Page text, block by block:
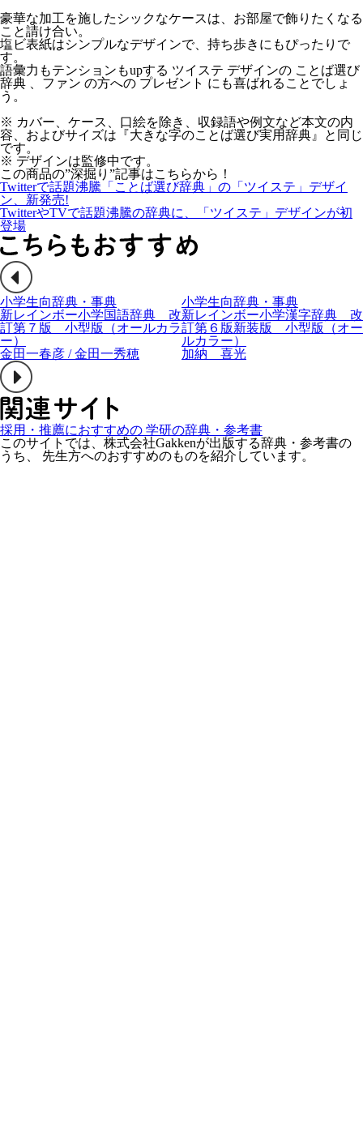
豪華な加工を施したシックなケースは、お部屋で飾りたくなる
こと請け合い。
塩ビ表紙はシンプルなデザインで、持ち歩きにもぴったりで
す。
語彙力もテンションもupする ツイステ デザインの ことば選び
辞典 、ファン の方への プレゼント にも喜ばれることでしょ
う。
※ カバー、ケース、口絵を除き、収録語や例文など本文の内
容、およびサイズは『大きな字のことば選び実用辞典』と同じ
です。
※ デザインは監修中です。
この商品の”深掘り”記事はこちらから！
Twitterで話題沸騰「ことば選び辞典」の「ツイステ」デザイ
ン、新発売!
TwitterやTVで話題沸騰の辞典に、「ツイステ」デザインが初
登場
小学生向辞典・事典
新レインボー小学国語辞典 改
訂第７版 小型版（オールカラ
ー）
金田一春彦 / 金田一秀穂
小学生向辞典・事典
新レインボー小学漢字辞典 改
訂第６版新装版 小型版（オー
ルカラー）
加納 喜光
採用・推薦におすすめの 学研の辞典・参考書
このサイトでは、株式会社Gakkenが出版する辞典・参考書の
うち、 先生方へのおすすめのものを紹介しています。